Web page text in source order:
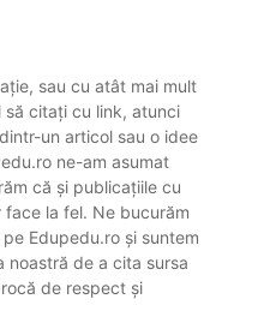
sau cu atât mai mult
citați cu link, atunci
un articol sau o idee
ne-am asumat
că și publicațiile cu
la fel. Ne bucurăm
Edupedu.ro și suntem
noastră de a cita sursa
de respect și